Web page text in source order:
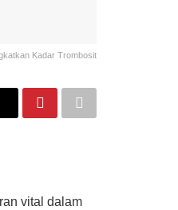
Kadar Trombosit
vital dalam